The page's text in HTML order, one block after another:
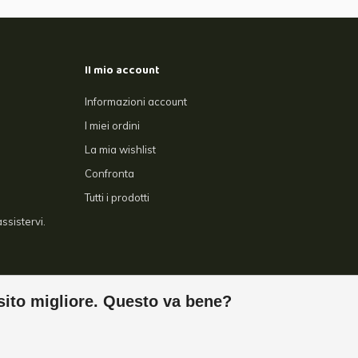
migliore. Questo va bene?
Il mio account
Informazioni account
I miei ordini
La mia wishlist
Confronta
Tutti i prodotti